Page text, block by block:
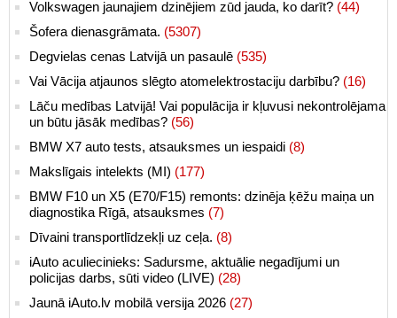
Volkswagen jaunajiem dzinējiem zūd jauda, ko darīt? (44)
Šofera dienasgrāmata. (5307)
Degvielas cenas Latvijā un pasaulē (535)
Vai Vācija atjaunos slēgto atomelektrostaciju darbību? (16)
Lāču medības Latvijā! Vai populācija ir kļuvusi nekontrolējama
un būtu jāsāk medības? (56)
BMW X7 auto tests, atsauksmes un iespaidi (8)
Makslīgais intelekts (MI) (177)
BMW F10 un X5 (E70/F15) remonts: dzinēja ķēžu maiņa un
diagnostika Rīgā, atsauksmes (7)
Dīvaini transportlīdzekļi uz ceļa. (8)
iAuto aculiecinieks: Sadursme, aktuālie negadījumi un
policijas darbs, sūti video (LIVE) (28)
Jaunā iAuto.lv mobilā versija 2026 (27)